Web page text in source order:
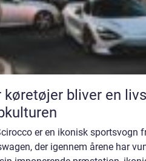
køretøjer bliver en
er en ikonisk sportsvogn
der igennem årene har